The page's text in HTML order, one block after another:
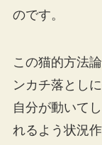
のです。
この猫的方法
ンカチ落とし
自分が動いて
れるよう状況